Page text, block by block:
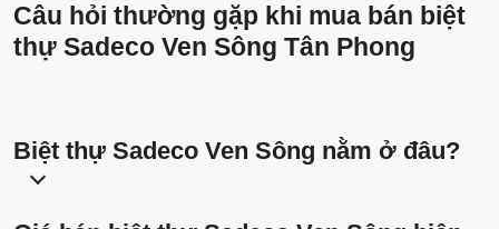
Câu hỏi thường gặp khi mua bán biệt
thự Sadeco Ven Sông Tân Phong
Biệt thự Sadeco Ven Sông nằm ở đâu?